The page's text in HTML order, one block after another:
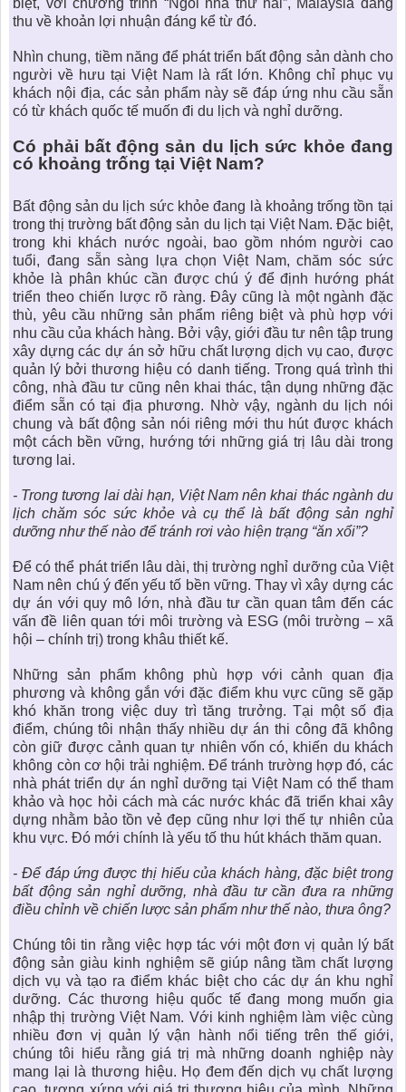
thu về khoản lợi nhuận đáng kể từ đó.
Nhìn chung, tiềm năng để phát triển bất động sản dành cho
người về hưu tại Việt Nam là rất lớn. Không chỉ phục vụ
khách nội địa, các sản phẩm này sẽ đáp ứng nhu cầu sẵn
có từ khách quốc tế muốn đi du lịch và nghỉ dưỡng.
Có phải bất động sản du lịch sức khỏe đang
có khoảng trống tại Việt Nam?
Bất động sản du lịch sức khỏe đang là khoảng trống tồn tại
trongthị trường bất động sản du lịch tại Việt Nam. Đặc biệt,
trong khi khách nước ngoài, bao gồm nhóm người cao
tuổi, đang sẵn sàng lựa chọn Việt Nam, chăm sóc sức
khỏe là phân khúc cần được chú ý để định hướng phát
triển theo chiến lược rõ ràng. Đây cũng là một ngành đặc
thù, yêu cầu những sản phẩm riêng biệt và phù hợp với
nhu cầu của khách hàng. Bởi vậy, giới đầu tư nên tập trung
xây dựng các dự án sở hữu chất lượng dịch vụ cao, được
quản lý bởi thương hiệu có danh tiếng. Trong quá trình thi
công, nhà đầu tư cũng nên khai thác, tận dụng những đặc
điểm sẵn có tại địa phương. Nhờ vậy, ngành du lịch nói
chung và bất động sản nói riêng mới thu hút được khách
một cách bền vững, hướng tới những giá trị lâu dài trong
tương lai.
- Trong tương lai dài hạn, Việt Nam nên khai thác ngành du
lịch chăm sóc sức khỏe và cụ thể làbất động sản nghỉ
dưỡng như thế nào để tránh rơi vào hiện trạng “ăn xổi”?
Để có thể phát triển lâu dài, thị trường nghỉ dưỡng của Việt
Nam nên chú ý đến yếu tố bền vững. Thay vì xây dựng các
dự án với quy mô lớn, nhà đầu tư cần quan tâm đến các
vấn đề liên quan tới môi trường và ESG (môi trường – xã
hội – chính trị) trong khâu thiết kế.
Những sản phẩm không phù hợp với cảnh quan địa
phương và không gắn với đặc điểm khu vực cũng sẽ gặp
khó khăn trong việc duy trì tăng trưởng. Tại một số địa
điểm, chúng tôi nhận thấy nhiều dự án thi công đã không
còn giữ được cảnh quan tự nhiên vốn có, khiến du khách
không còn cơ hội trải nghiệm. Để tránh trường hợp đó, các
nhà phát triển dự án nghỉ dưỡng tại Việt Nam có thể tham
khảo và học hỏi cách mà các nước khác đã triển khai xây
dựng nhằm bảo tồn vẻ đẹp cũng như lợi thế tự nhiên của
khu vực. Đó mới chính là yếu tố thu hút khách thăm quan.
- Để đáp ứng được thị hiếu của khách hàng, đặc biệt trong
bất động sản nghỉ dưỡng, nhà đầu tư cần đưa ra những
điều chỉnh về chiến lược sản phẩm như thế nào, thưa ông?
Chúng tôi tin rằng việc hợp tác với một đơn vị quản lý bất
động sản giàu kinh nghiệm sẽ giúp nâng tầm chất lượng
dịch vụ và tạo ra điểm khác biệt cho các dự án khu nghỉ
dưỡng. Các thương hiệu quốc tế đang mong muốn gia
nhập thị trường Việt Nam. Với kinh nghiệm làm việc cùng
nhiều đơn vị quản lý vận hành nổi tiếng trên thế giới,
chúng tôi hiểu rằng giá trị mà những doanh nghiệp này
mang lại là thương hiệu. Họ đem đến dịch vụ chất lượng